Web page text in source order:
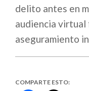
delito antes en
audiencia virtual
aseguramiento
COMPARTE ESTO: